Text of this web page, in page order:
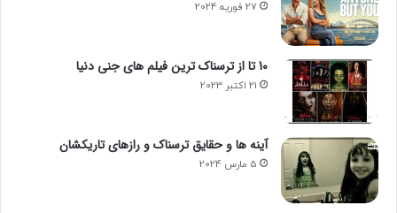
این روستا مقصد محبوب آخر هفته هاست؛ برای حس
واقعی سکوت، وسط هفته بروید.
کاوش تونل ها به دلیل ریزش خطرناک است.
27 فوریه 2024
10 تا از ترسناک ترین فیلم های جنی دنیا
21 اکتبر 2023
آینه ها و حقایق ترسناک و رازهای تاریکشان
5 مارس 2024